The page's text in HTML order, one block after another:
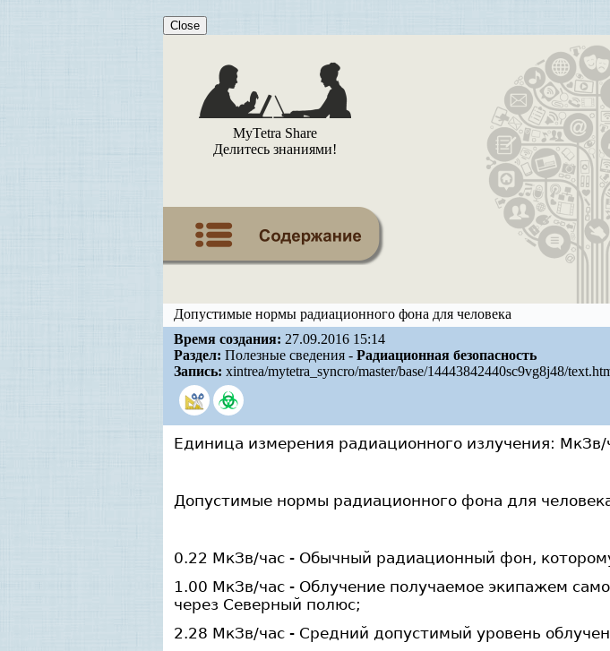
Close
MyTetra Share
Делитесь знаниями!
Допустимые нормы радиационного фона для человека
Время создания: 27.09.2016 15:14
Раздел: Полезные сведения - Радиационная безопасность
Запись: xintrea/mytetra_syncro/master/base/14443842440sc9vg8j48/
Единица измерения радиационного излучения: МкЗв/
Допустимые нормы радиационного фона для
0.22 МкЗв/час - Обычный радиационный фон,
1.00 МкЗв/час - Облучение получаемое экипажем
через Северный полюс;
2.28 МкЗв/час - Средний допустимый уровень